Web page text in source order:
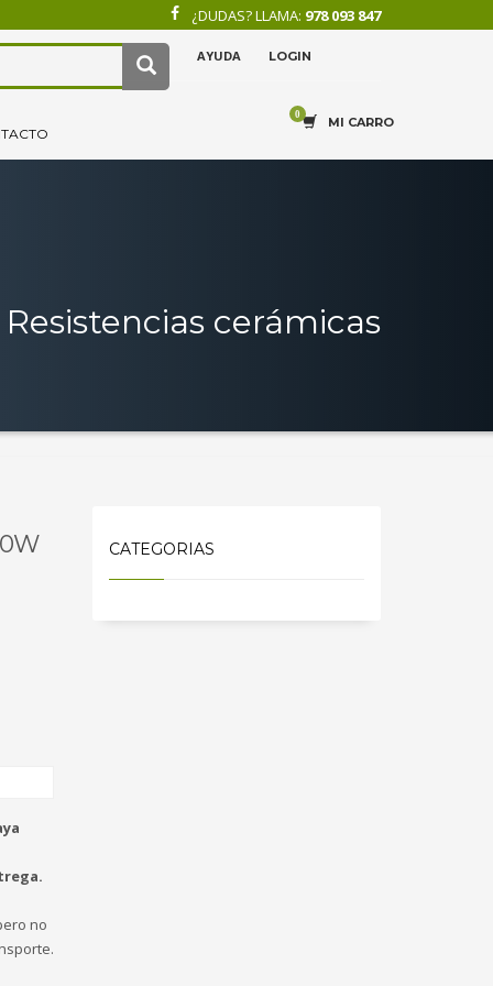
¿DUDAS? LLAMA: 978 093 847
AYUDA LOGIN
MI CARRO
Resistencias cerámicas
no
CATEGORIAS